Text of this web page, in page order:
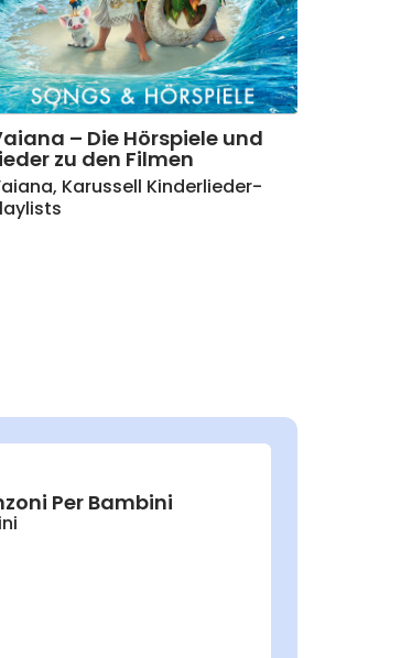
– Die Hörspiele und
zu den Filmen
, Karussell Kinderlieder-
Per Bambini